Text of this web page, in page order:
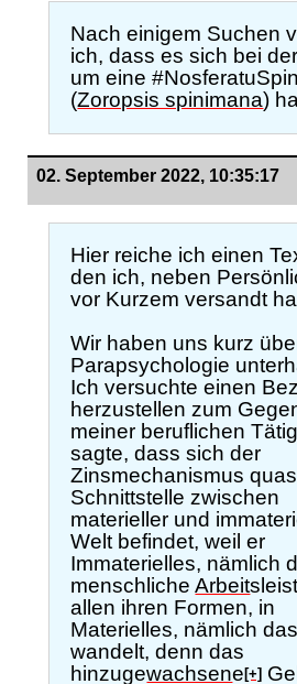
Nach einigem Suchen
ich, dass es sich bei
um eine
(Zoropsis spinimana)
02. September 2022, 10:35:17
Hier reiche ich einen
den ich, neben
vor Kurzem versandt
Wir haben uns kurz
Parapsychologie
Ich versuchte einen
herzustellen zum
meiner beruflichen
sagte, dass sich der
Zinsmechanismus
Schnittstelle zwischen
materieller und
Welt befindet, weil er
Immaterielles, nämlich
menschlicheArbeit
allen ihren Formen, in
Materielles, nämlich
wandelt, denn das
hinzugewachsene[+]